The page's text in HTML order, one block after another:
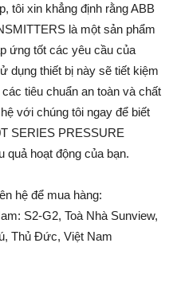
tôi xin khẳng định rằng ABB
là một sản phẩm
ứng tốt các yêu cầu của
dụng thiết bị này sẽ tiết kiệm
tiêu chuẩn an toàn và chất
với chúng tôi ngay để biết
SERIES PRESSURE
quả hoạt động của bạn.
hệ để mua hàng:
S2-G2, Toà Nhà Sunview,
Thủ Đức, Việt Nam